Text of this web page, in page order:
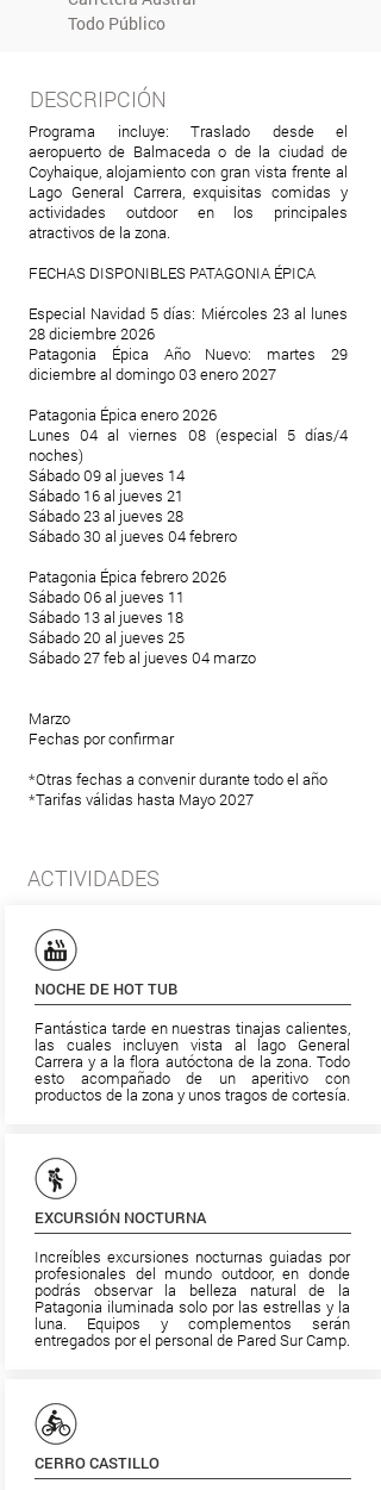
Todo Público
DESCRIPCIÓN
Programa incluye: Traslado desde el
aeropuerto de Balmaceda o de la ciudad de
Coyhaique, alojamiento con gran vista frente al
Lago General Carrera, exquisitas comidas y
actividades outdoor en los principales
atractivos de la zona.
FECHAS DISPONIBLES PATAGONIA ÉPICA
Especial Navidad 5 días: Miércoles 23 al lunes
28 diciembre 2026
Patagonia Épica Año Nuevo: martes 29
diciembre al domingo 03 enero 2027
Patagonia Épica enero 2026
Lunes 04 al viernes 08 (especial 5 días/4
noches)
Sábado 09 al jueves 14
Sábado 16 al jueves 21
Sábado 23 al jueves 28
Sábado 30 al jueves 04 febrero
Patagonia Épica febrero 2026
Sábado 06 al jueves 11
Sábado 13 al jueves 18
Sábado 20 al jueves 25
Sábado 27 feb al jueves 04 marzo
Marzo
Fechas por confirmar
*Otras fechas a convenir durante todo el año
*Tarifas válidas hasta Mayo 2027
ACTIVIDADES
NOCHE DE HOT TUB
Fantástica tarde en nuestras tinajas calientes,
las cuales incluyen vista al lago General
Carrera y a la flora autóctona de la zona. Todo
esto acompañado de un aperitivo con
productos de la zona y unos tragos de cortesía.
EXCURSIÓN NOCTURNA
Increíbles excursiones nocturnas guiadas por
profesionales del mundo outdoor, en donde
podrás observar la belleza natural de la
Patagonia iluminada solo por las estrellas y la
luna. Equipos y complementos serán
entregados por el personal de Pared Sur Camp.
CERRO CASTILLO